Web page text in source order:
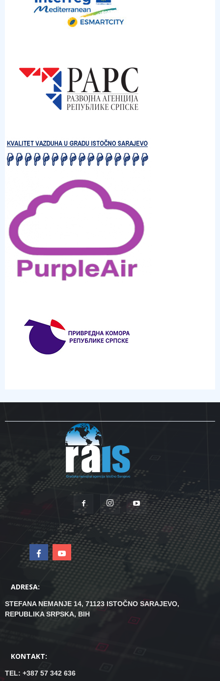
ADRESA:
STEFANA NEMANJE 14, 71123 ISTOČNO SARAJEVO,
REPUBLIKA SRPSKA, BIH
KONTAKT:
TEL: +387 57 342 636